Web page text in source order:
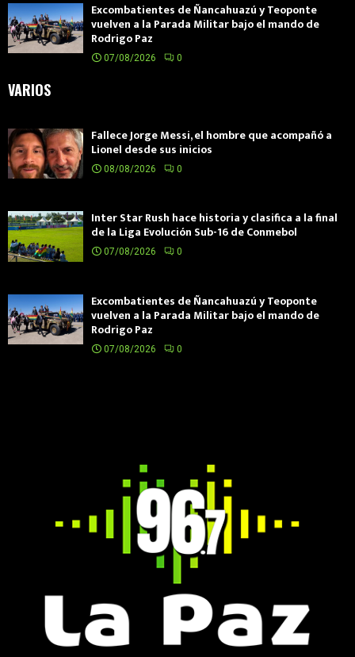
Excombatientes de Ñancahuazú y Teoponte
vuelven a la Parada Militar bajo el mando de
Rodrigo Paz
07/08/2026 0
VARIOS
Fallece Jorge Messi, el hombre que acompañó a
Lionel desde sus inicios
08/08/2026 0
Inter Star Rush hace historia y clasifica a la final
de la Liga Evolución Sub-16 de Conmebol
07/08/2026 0
Excombatientes de Ñancahuazú y Teoponte
vuelven a la Parada Militar bajo el mando de
Rodrigo Paz
07/08/2026 0